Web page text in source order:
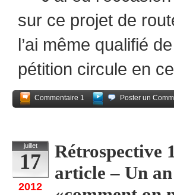
sur ce projet de
l’ai même qualifié
pétition circule en
Commentaire 1
Poster un
juillet
17
2012
Rétrospective
article – Un